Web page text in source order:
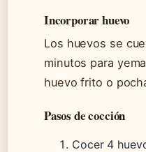
Incorporar huevo
Los huevos se
minutos para
huevo frito o
Pasos de cocción
Cocer 4